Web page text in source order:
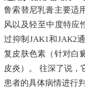
鲁索替尼乳膏主要适
风以及轻至中度特应
过抑制JAK1和JAK2
复皮肤色素（针对白
皮炎）。 往深了说，
患者的具体病情进行